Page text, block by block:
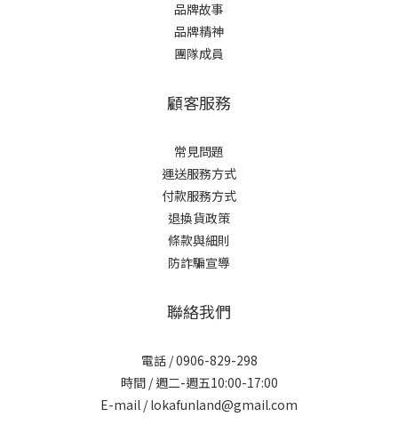
品牌故事
品牌精神
團隊成員
顧客服務
常見問題
運送服務方式
付款服務方式
退換貨政策
條款與細則
防詐騙宣導
聯絡我們
電話 / 0906-829-298
時間 / 週二-週五10:00-17:00
E-mail / lokafunland@gmail.com